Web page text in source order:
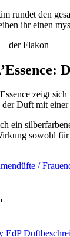
rundet den
ihr einen
zeigt
Duft mit
ein
sowohl
/